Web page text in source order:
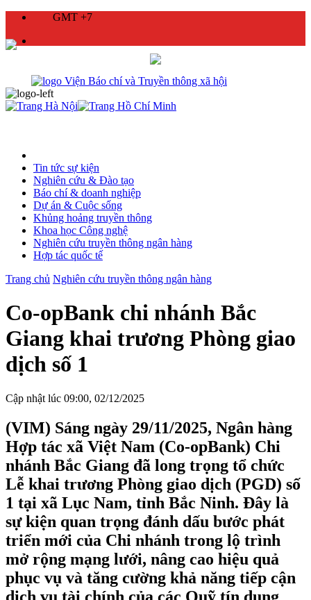
GMT +7
Tin tức sự kiện
Nghiên cứu & Đào tạo
Báo chí & doanh nghiệp
Dự án & Cuộc sống
Khủng hoảng truyền thông
Khoa học Công nghệ
Nghiên cứu truyền thông ngân hàng
Hợp tác quốc tế
Trang chủ Nghiên cứu truyền thông ngân hàng
Co-opBank chi nhánh Bắc
Giang khai trương Phòng giao
dịch số 1
Cập nhật lúc 09:00, 02/12/2025
(VIM) Sáng ngày 29/11/2025, Ngân hàng
Hợp tác xã Việt Nam (Co-opBank) Chi
nhánh Bắc Giang đã long trọng tổ chức
Lễ khai trương Phòng giao dịch (PGD) số
1 tại xã Lục Nam, tỉnh Bắc Ninh. Đây là
sự kiện quan trọng đánh dấu bước phát
triển mới của Chi nhánh trong lộ trình
mở rộng mạng lưới, nâng cao hiệu quả
phục vụ và tăng cường khả năng tiếp cận
dịch vụ tài chính của các Quỹ tín dụng